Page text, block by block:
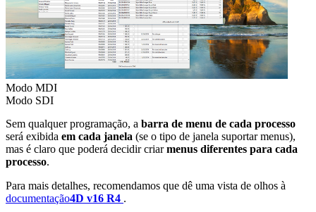
Modo MDI
Modo SDI
Sem qualquer programação, a barra de menu de cada processo
será exibida em cada janela (se o tipo de janela suportar menus),
mas é claro que poderá decidir criarmenus diferentes para cada
processo.
Para mais detalhes, recomendamos que dê uma vista de olhos à
documentação4D v16 R4 .